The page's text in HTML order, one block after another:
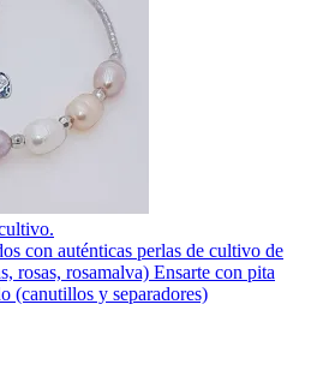
con auténticas perlas de cultivo de
rosas, rosamalva) Ensarte con pita
(canutillos y separadores)